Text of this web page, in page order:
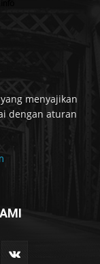
menyajikan
dengan aturan